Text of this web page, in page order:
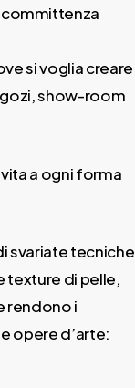
si voglia creare
show-room
a ogni forma
svariate tecniche
texture di pelle,
rendono i
opere d’arte: